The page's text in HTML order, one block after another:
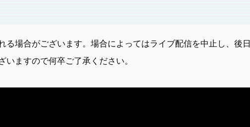
場合がございます。場合によってはライブ配信を中止し、後
ますので何卒ご了承ください。